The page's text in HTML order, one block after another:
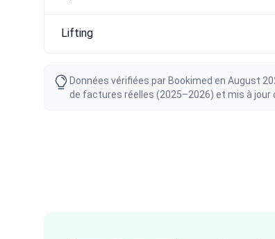
Lifting
Données vérifiées par Bookimed en August
de factures réelles (2025–2026) et mis à jour